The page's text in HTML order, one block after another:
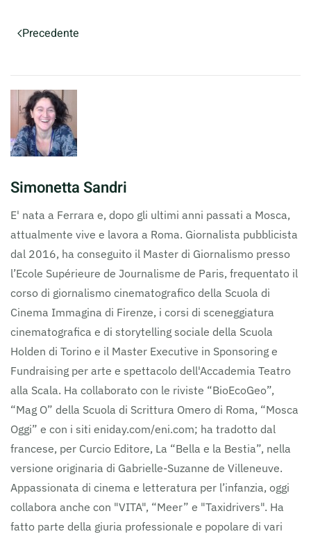
Precedente
Simonetta Sandri
E' nata a Ferrara e, dopo gli ultimi anni passati a Mosca,
attualmente vive e lavora a Roma. Giornalista pubblicista
dal 2016, ha conseguito il Master di Giornalismo presso
l’Ecole Supérieure de Journalisme de Paris, frequentato il
corso di giornalismo cinematografico della Scuola di
Cinema Immagina di Firenze, i corsi di sceneggiatura
cinematografica e di storytelling sociale della Scuola
Holden di Torino e il Master Executive in Sponsoring e
Fundraising per arte e spettacolo dell'Accademia Teatro
alla Scala. Ha collaborato con le riviste “BioEcoGeo”,
“Mag O” della Scuola di Scrittura Omero di Roma, “Mosca
Oggi” e con i siti eniday.com/eni.com; ha tradotto dal
francese, per Curcio Editore, La “Bella e la Bestia”, nella
versione originaria di Gabrielle-Suzanne de Villeneuve.
Appassionata di cinema e letteratura per l’infanzia, oggi
collabora anche con "VITA", “Meer” e "Taxidrivers". Ha
fatto parte della giuria professionale e popolare di vari